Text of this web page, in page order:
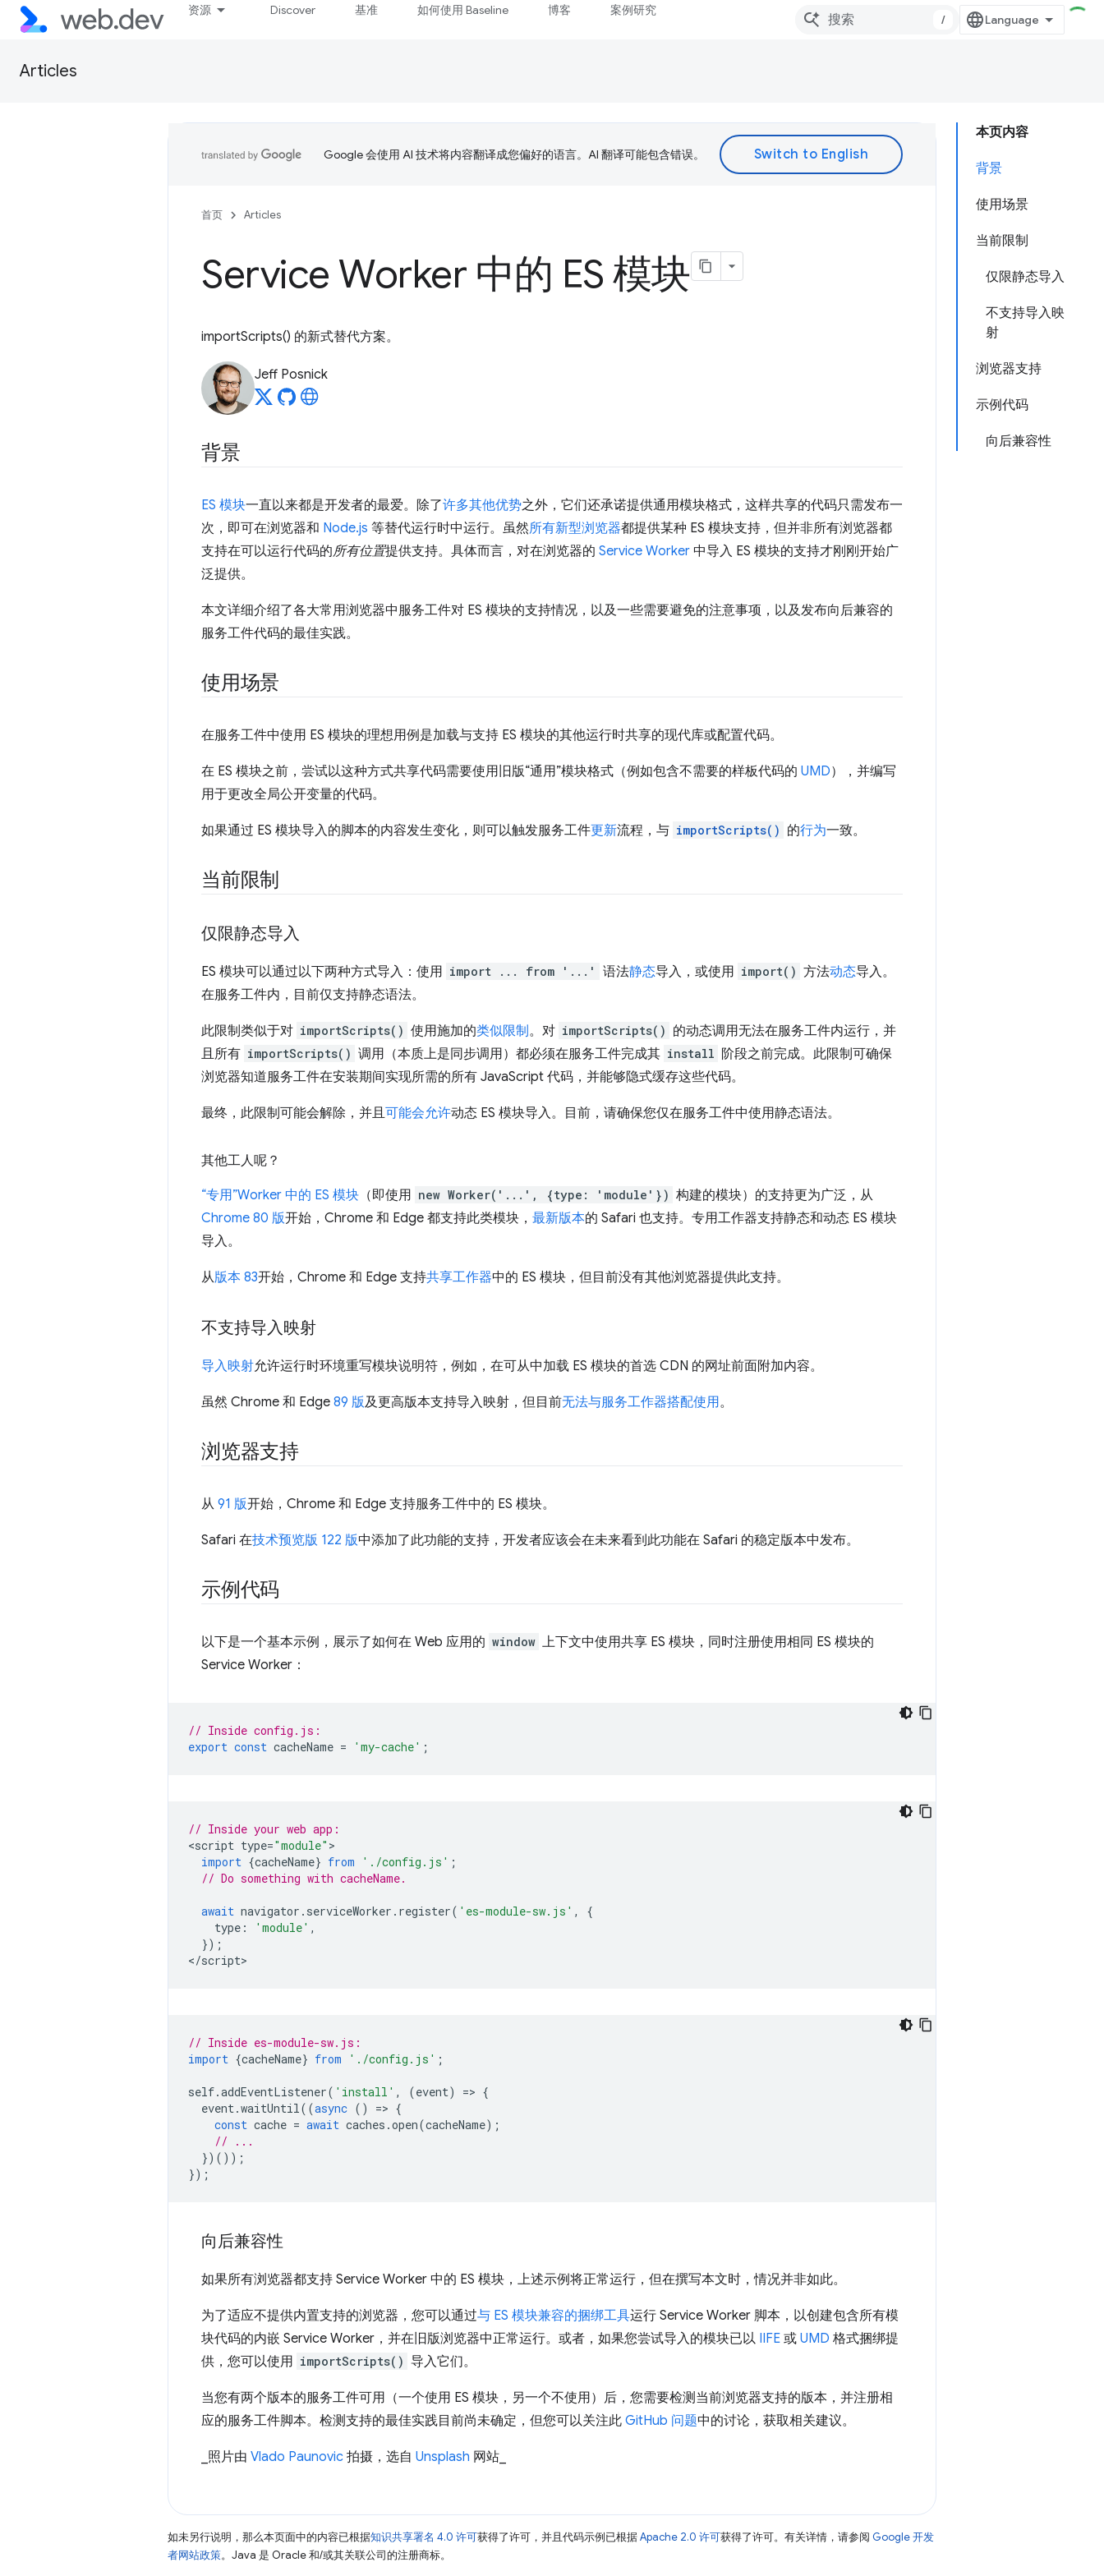
资源 Discover 基准 如何使用 Baseline 博客 案例研究
/
Articles
本页内容
背景
使用场景
当前限制
仅限静态导入
不支持导入映
射
浏览器支持
示例代码
向后兼容性
Google 会使用 AI 技术将内容翻译成您偏好的语言。AI 翻译可能包含错误。
首页 Articles
Service Worker 中的 ES 模块
importScripts() 的新式替代方案。
Jeff Posnick
背景
ES 模块一直以来都是开发者的最爱。除了许多其他优势之外，它们还承诺提供通用模块格式，这样共享的代码只需发布一
次，即可在浏览器和 Node.js 等替代运行时中运行。虽然所有新型浏览器都提供某种 ES 模块支持，但并非所有浏览器都
支持在可以运行代码的所有位置提供支持。具体而言，对在浏览器的 Service Worker 中导入 ES 模块的支持才刚刚开始广
泛提供。
本文详细介绍了各大常用浏览器中服务工件对 ES 模块的支持情况，以及一些需要避免的注意事项，以及发布向后兼容的
服务工件代码的最佳实践。
使用场景
在服务工件中使用 ES 模块的理想用例是加载与支持 ES 模块的其他运行时共享的现代库或配置代码。
在 ES 模块之前，尝试以这种方式共享代码需要使用旧版“通用”模块格式（例如包含不需要的样板代码的 UMD），并编写
用于更改全局公开变量的代码。
如果通过 ES 模块导入的脚本的内容发生变化，则可以触发服务工件更新流程，与 importScripts() 的行为一致。
当前限制
仅限静态导入
ES 模块可以通过以下两种方式导入：使用 import ... from '...' 语法静态导入，或使用 import() 方法动态导入。
在服务工件内，目前仅支持静态语法。
此限制类似于对 importScripts() 使用施加的类似限制。对 importScripts() 的动态调用无法在服务工件内运行，并
且所有 importScripts() 调用（本质上是同步调用）都必须在服务工件完成其 install 阶段之前完成。此限制可确保
浏览器知道服务工件在安装期间实现所需的所有 JavaScript 代码，并能够隐式缓存这些代码。
最终，此限制可能会解除，并且可能会允许动态 ES 模块导入。目前，请确保您仅在服务工件中使用静态语法。
其他工人呢？
“专用”Worker 中的 ES 模块 （即使用 new Worker('...', {type: 'module'}) 构建的模块）的支持更为广泛，从
Chrome 80 版开始，Chrome 和 Edge 都支持此类模块， 最新版本的 Safari 也支持。专用工作器支持静态和动态 ES 模块
导入。
从版本 83开始，Chrome 和 Edge 支持共享工作器中的 ES 模块，但目前没有其他浏览器提供此支持。
不支持导入映射
导入映射允许运行时环境重写模块说明符，例如，在可从中加载 ES 模块的首选 CDN 的网址前面附加内容。
虽然 Chrome 和 Edge 89 版及更高版本支持导入映射，但目前无法与服务工作器搭配使用。
浏览器支持
从 91 版开始，Chrome 和 Edge 支持服务工件中的 ES 模块。
Safari 在技术预览版 122 版中添加了此功能的支持，开发者应该会在未来看到此功能在 Safari 的稳定版本中发布。
示例代码
以下是一个基本示例，展示了如何在 Web 应用的 window 上下文中使用共享 ES 模块，同时注册使用相同 ES 模块的
Service Worker：
// Inside config.js:
export const cacheName = 'my-cache' ;
// Inside your web app:
<script type="module"
import {cacheName} from './config.js' ;
// Do something with cacheName.
await navigator . serviceWorker . register( 'es-module-sw.js' ,
{
type : 'module' ,
});
</script
// Inside es-module-sw.js:
import {cacheName} from './config.js' ;
self.addEventListener( 'install' , (event) => {
event.waitUntil((async () => {
const cache = await caches .open(cacheName);
// ...
})());
});
向后兼容性
如果所有浏览器都支持 Service Worker 中的 ES 模块，上述示例将正常运行，但在撰写本文时，情况并非如此。
为了适应不提供内置支持的浏览器，您可以通过与 ES 模块兼容的捆绑工具运行 Service Worker 脚本，以创建包含所有模
块代码的内嵌 Service Worker，并在旧版浏览器中正常运行。或者，如果您尝试导入的模块已以 IIFE 或 UMD 格式捆绑提
供，您可以使用 importScripts() 导入它们。
当您有两个版本的服务工件可用（一个使用 ES 模块，另一个不使用）后，您需要检测当前浏览器支持的版本，并注册相
应的服务工件脚本。检测支持的最佳实践目前尚未确定，但您可以关注此 GitHub 问题中的讨论，获取相关建议。
_照片由 Vlado Paunovic 拍摄，选自 Unsplash 网站_
如未另行说明，那么本页面中的内容已根据知识共享署名 4.0 许可获得了许可，并且代码示例已根据Apache 2.0 许可获得了许可。有关详情，请参阅 Google 开发
者网站政策。Java 是 Oracle 和/或其关联公司的注册商标。